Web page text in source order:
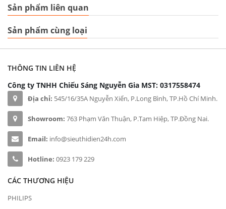
Sản phẩm liên quan
Sản phẩm cùng loại
THÔNG TIN LIÊN HỆ
Công ty TNHH Chiếu Sáng Nguyễn Gia MST: 0317558474
Địa chỉ: 545/16/35A Nguyễn Xiển, P.Long Bình, TP.Hồ Chí Minh.
Showroom: 763 Phạm Văn Thuận, P.Tam Hiệp, TP.Đồng Nai.
Email: info@sieuthidien24h.com
Hotline: 0923 179 229
CÁC THƯƠNG HIỆU
PHILIPS